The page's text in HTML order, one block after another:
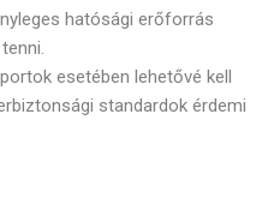
hatósági erőforrás
esetében lehetővé kell
standardok érdemi